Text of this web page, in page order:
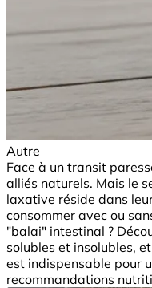
Autre
Face à un transit
alliés naturels. Mais le
laxative réside dans
consommer avec ou
"balai" intestinal ?
solubles et insolubles,
est indispensable pour
recommandations